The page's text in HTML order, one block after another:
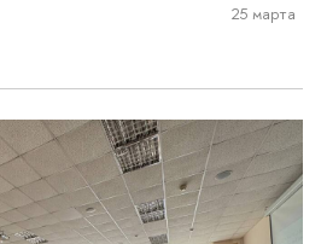
25 марта